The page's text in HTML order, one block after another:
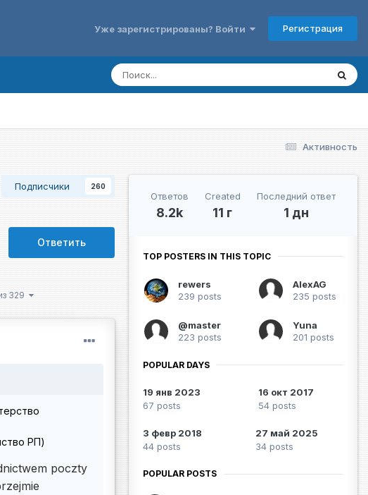
Уже зарегистрированы? Войти Регистрация
Активность
Подписчики 260
Ответить
329
РП)
poczty
Ответов
8.2k
Created
11 г
Последний ответ
1 дн
TOP POSTERS IN THIS TOPIC
rewers
239 posts
AlexAG
235 posts
@master
223 posts
Yuna
201 posts
POPULAR DAYS
19 янв 2023
67 posts
16 окт 2017
54 posts
3 февр 2018
44 posts
27 май 2025
34 posts
POPULAR POSTS